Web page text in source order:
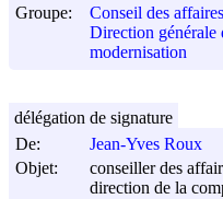
Groupe:
Conseil des
Direction générale
modernisation
De:
Jean-Yves Roux
Objet:
conseiller des
direction de la
délégation de signature